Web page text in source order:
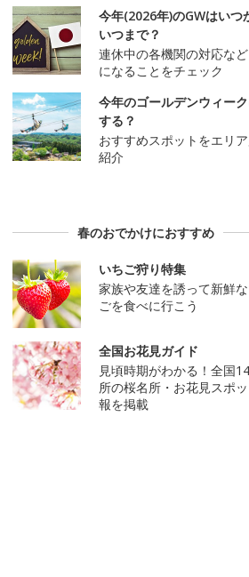
今年(2026年)のGWはいつ
いつまで？
連休中の各機関の対応な
になることをチェック
今年のゴールデンウィー
する？
おすすめスポットをエリ
紹介
春のおでかけにおすすめ
いちご狩り特集
家族や友達を誘って新鮮
ごを食べに行こう
全国お花見ガイド
見頃時期がわかる！全国
所の桜名所・お花見スポ
報を掲載